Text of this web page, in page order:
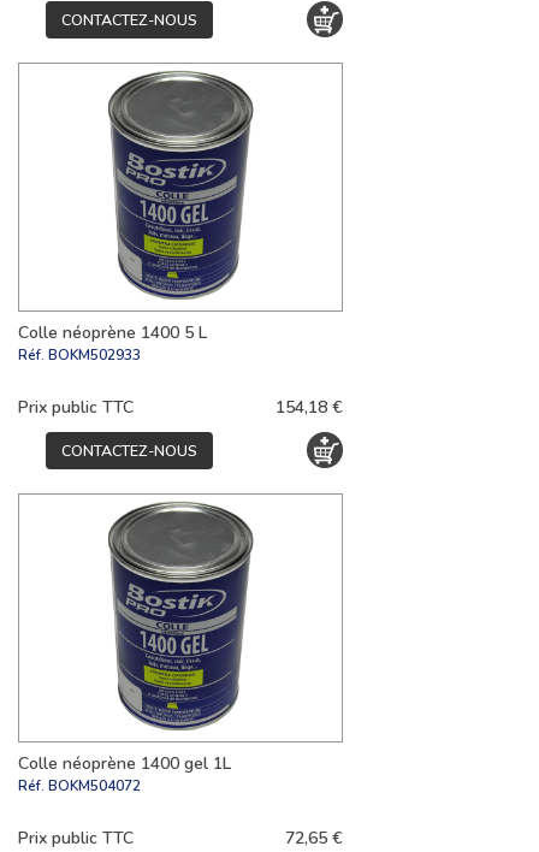
CONTACTEZ-NOUS
Colle néoprène 1400 5 L
Réf. BOKM502933
Prix public TTC 154,18 €
CONTACTEZ-NOUS
Colle néoprène 1400 gel 1L
Réf. BOKM504072
Prix public TTC 72,65 €